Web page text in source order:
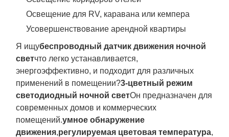
Освещение для RV, каравана или кемпера
Усовершенствование арендной квартиры
Я ищубеспроводный датчик движения ночной
светчто легко устанавливается,
энергоэффективно, и подходит для различных
применений в помещении?3-цветный режим
светодиодный ночной светОн предназначен для
современных домов и коммерческих
помещений.умное обнаружение
движения,регулируемая цветовая температура,